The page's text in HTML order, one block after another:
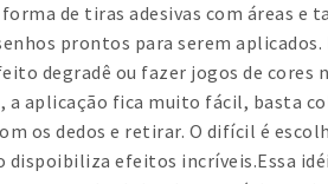
de tiras adesivas com áreas e
prontos para serem
degradê ou fazer jogos de cores
a aplicação fica muito fácil, basta
os dedos e retirar. O difícil é
dispoibiliza efeitos incríveis.Essa